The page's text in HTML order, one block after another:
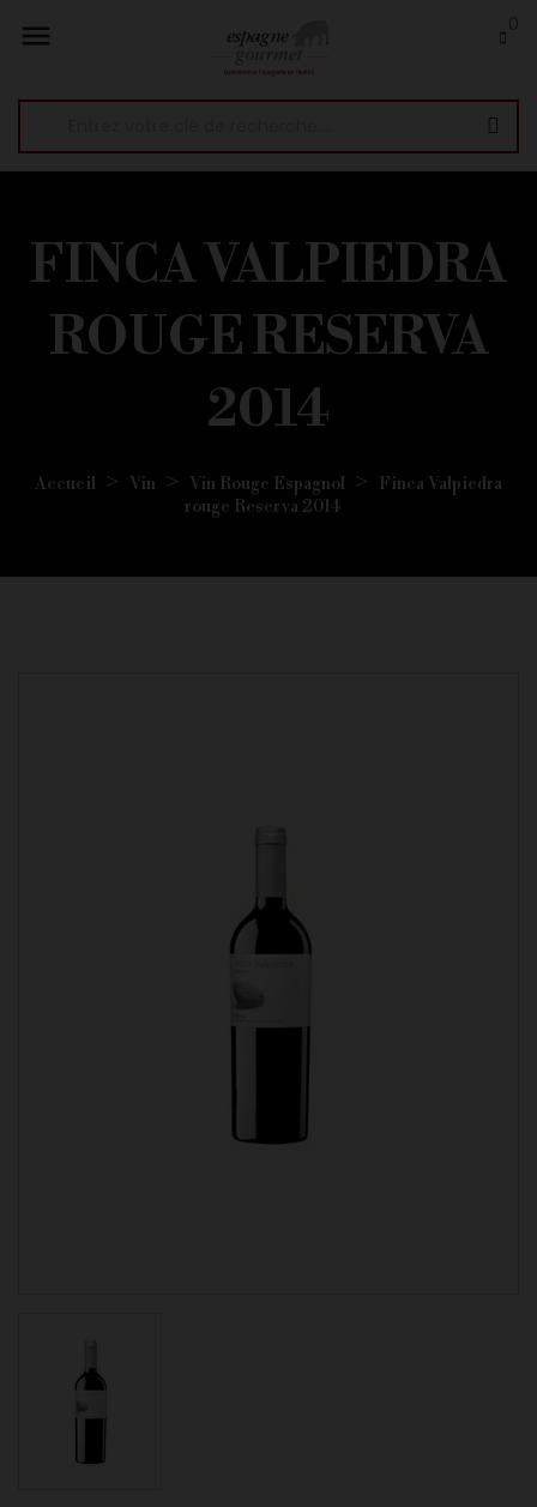

FINCA VALPIEDRA
ROUGE RESERVA
2014
Accueil Vin Vin Rouge Espagnol
Finca Valpiedra
rouge Reserva 2014